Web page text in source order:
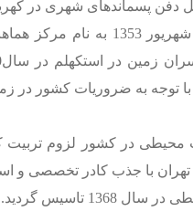
دفن پسماندهای شهری در
هسته اولیه دانشکده
با توجه به ضروریات کشور در
در کشور لزوم تربیت
تهران با جذب کادر تخصصی
تاسیس گردید.